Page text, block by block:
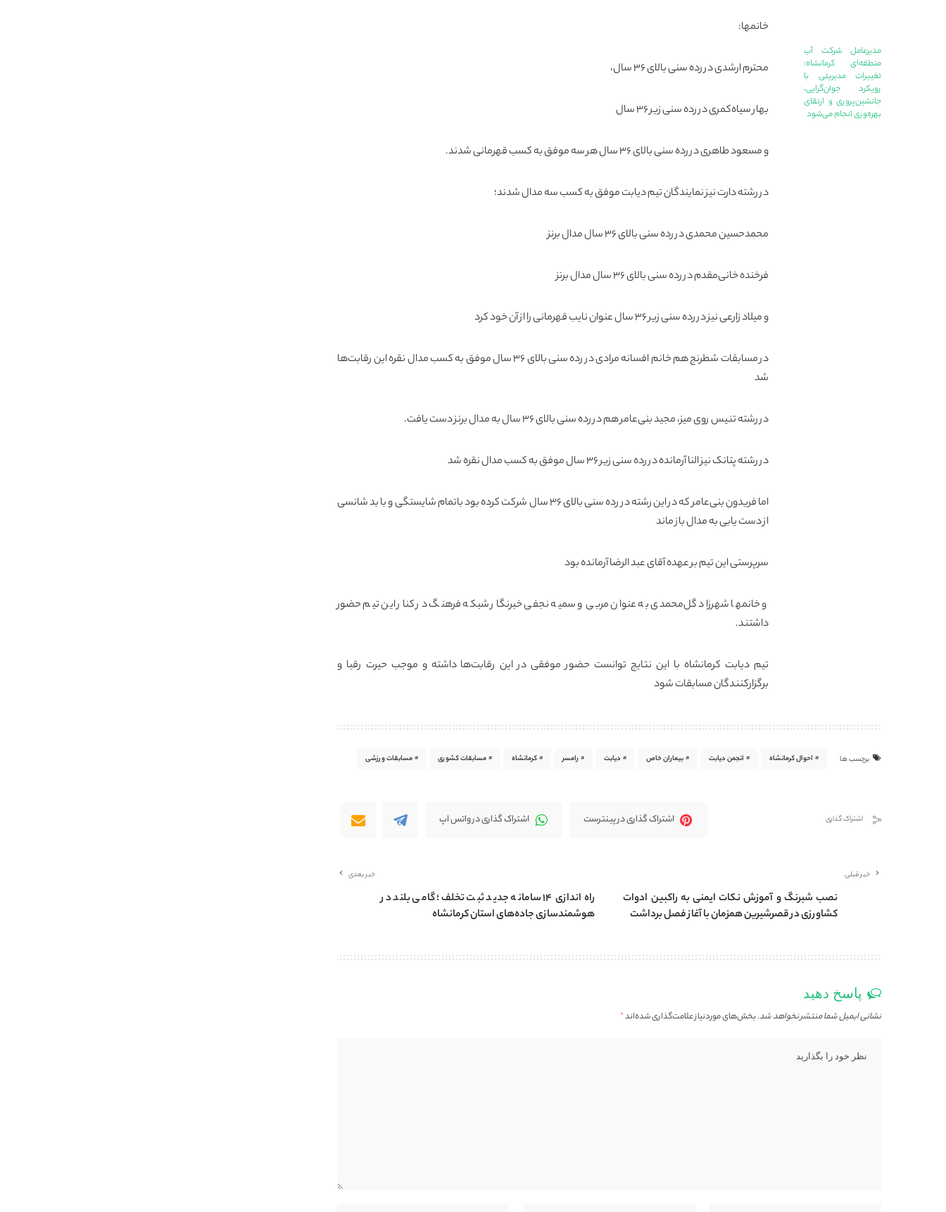
مدیرعامل شرکت آب
منطقه‌ای کرمانشاه:
تغییرات مدیریتی با
رویکرد جوان‌گرایی،
جانشین‌پروری و ارتقای
بهره‌وری انجام می‌شود
خانمها:
محترم ارشدی در رده سنی بالای ۳۶ سال،
بهار سیاه‌کمری در رده سنی زیر ۳۶ سال
و مسعود طاهری در رده سنی بالای ۳۶ سال هر سه موفق به کسب قهرمانی شدند.
در رشته دارت نیز نمایندگان تیم دیابت موفق به کسب سه مدال شدند؛
محمدحسین محمدی در رده سنی بالای ۳۶ سال مدال برنز
فرخنده خانی‌مقدم در رده سنی بالای ۳۶ سال مدال برنز
و میلاد زارعی نیز در رده سنی زیر ۳۶ سال عنوان نایب قهرمانی را از آن خود کرد
در مسابقات شطرنج هم خانم افسانه مرادی در رده سنی بالای ۳۶ سال موفق به کسب مدال نقره این رقابت‌ها
شد
در رشته تنیس روی میز، مجید بنی‌عامر هم در رده سنی بالای ۳۶ سال به مدال برنز دست یافت.
در رشته پتانک نیز النا آرمانده در رده سنی زیر ۳۶ سال موفق به کسب مدال نقره شد
اما فریدون بنی‌عامر که در این رشته در رده سنی بالای ۳۶ سال شرکت کرده بود باتمام شایستگی و با بد شانسی
از دست یابی به مدال باز ماند
سرپرستی این تیم بر عهده آقای عبد الرضا آرمانده بود
و خانمها شهرزاد گل‌محمدی به عنوان مربی و سمیه نجفی خبرنگار شبکه فرهنگ در کنار این تیم حضور
داشتند.
تیم دیابت کرمانشاه با این نتایج توانست حضور موفقی در این رقابت‌ها داشته و موجب حیرت رقبا و
برگزارکنندگان مسابقات شود
برچسب ها احوال کرمانشاه انجمن دیابت بیماران خاص دیابت رامسر کرمانشاه مسابقات کشوری مسابقات ورزشی
اشتراک گذاری اشتراک گذاری در پینترست اشتراک گذاری در واتس اپ
خبر قبلی
نصب شبرنگ و آموزش نکات ایمنی به راکبین ادوات
کشاورزی در قصرشیرین همزمان با آغاز فصل برداشت
خبر بعدی
راه اندازی ۱۴ سامانه جدید ثبت تخلف؛ گامی بلند در
هوشمندسازی جاده‌های استان کرمانشاه
پاسخ دهید
نشانی ایمیل شما منتشر نخواهد شد.بخش‌های موردنیاز علامت‌گذاری شده‌اند*